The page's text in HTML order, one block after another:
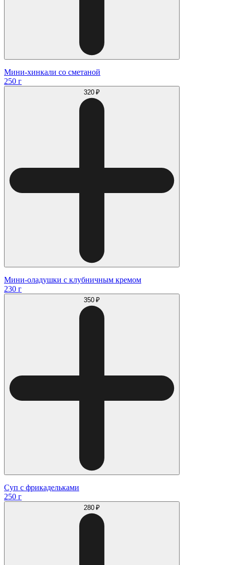
Мини-хинкали со сметаной
250 г
320 ₽
Мини-оладушки с клубничным кремом
230 г
350 ₽
Суп с фрикадельками
250 г
280 ₽